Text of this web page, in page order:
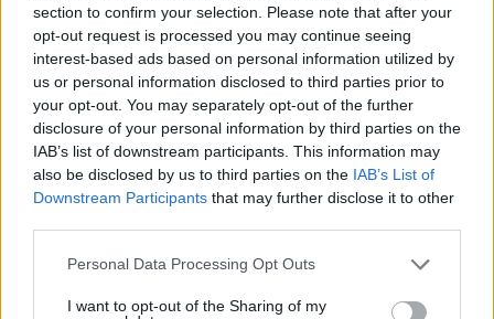
section to confirm your selection. Please note that after your
opt-out request is processed you may continue seeing
interest-based ads based on personal information utilized by
us or personal information disclosed to third parties prior to
your opt-out. You may separately opt-out of the further
disclosure of your personal information by third parties on the
IAB’s list of downstream participants. This information may
also be disclosed by us to third parties on the IAB’s List of
Downstream Participants that may further disclose it to other
Please note that this website/app uses one or more Google
not limited to your visit or usage behaviour. You may click to
Personal Data Processing Opt Outs
I want to opt-out of the Sharing of my
— Visegrád 24 (@visegrad24)July 8, 2026
Νέες αμυντικές επενδύσεις και αύξηση παραγωγής
όπλων
Πέρα από τη βοήθεια προς την Ουκρανία, οι
χώρες του ΝΑΤΟ ανακοίνωσαν νέες αμυντικές
προμήθειες ύψους 50 δισεκατομμυρίων